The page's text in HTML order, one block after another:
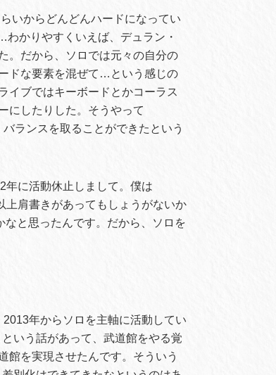
いからどんどんハードになってい
かりやすくいえば、デュラン・
。だから、ソロでは元々の自分の
ドな要素を混ぜて…という感じの
イブではキーボードとかコーラス
にしたりした。そうやって
ランスを取ることができたという
年に活動休止しまして。僕は
肩書きがあってもしょうがないか
と思ったんです。だから、ソロを
年からソロを主軸に活動してい
いう話があって、武道館をやる覚
館を実現させたんです。そういう